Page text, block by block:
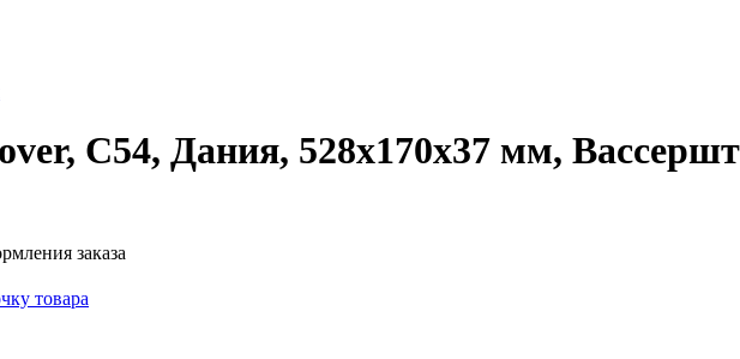
C54, Дания, 528x170x37 мм,
заказа
товара